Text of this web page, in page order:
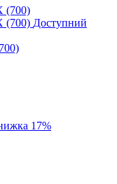
Доступний
17%